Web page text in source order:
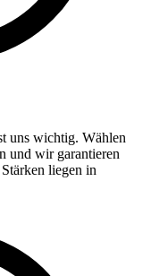
uns wichtig. Wählen
und wir garantieren
liegen in